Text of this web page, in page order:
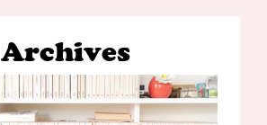
Archives